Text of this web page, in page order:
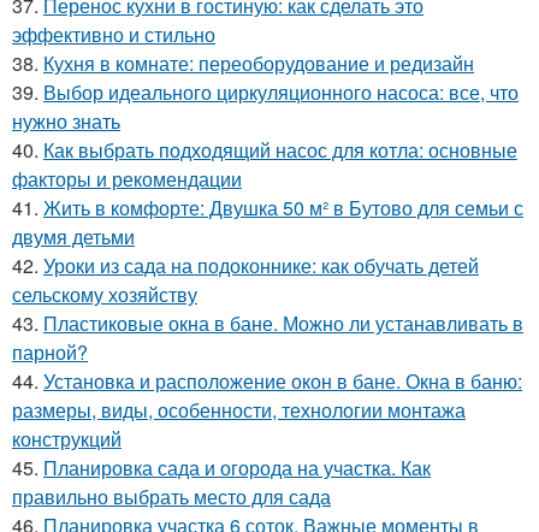
эффективно и стильно
38. Кухня в комнате: переоборудование и редизайн
39. Выбор идеального циркуляционного насоса: все, что
нужно знать
40. Как выбрать подходящий насос для котла: основные
факторы и рекомендации
41. Жить в комфорте: Двушка 50 м² в Бутово для семьи с
двумя детьми
42. Уроки из сада на подоконнике: как обучать детей
сельскому хозяйству
43. Пластиковые окна в бане. Можно ли устанавливать в
парной?
44. Установка и расположение окон в бане. Окна в баню:
размеры, виды, особенности, технологии монтажа
конструкций
45. Планировка сада и огорода на участка. Как
правильно выбрать место для сада
46. Планировка участка 6 соток. Важные моменты в